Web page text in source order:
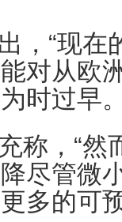
，“现在
对从欧
时过早
称，“然
尽管微
多的可